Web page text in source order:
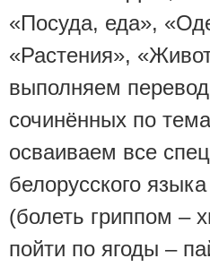
«Посуда, еда»,
«Растения»,
выполняем
сочинённых по
осваиваем все
белорусского
(болеть гриппом –
пойти по ягоды –